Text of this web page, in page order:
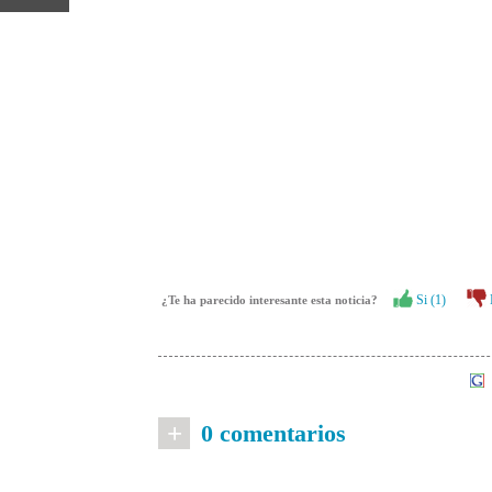
¿Te ha parecido interesante esta noticia? Si (1)
+ 0 comentarios